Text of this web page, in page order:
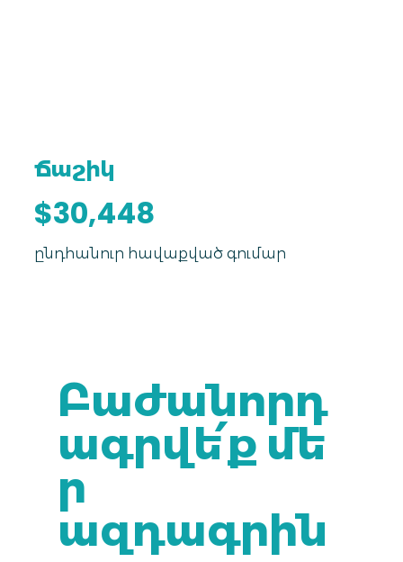
ընդհանուր հավաքված գումար
Ճաշիկ
$30,448
Բաժանորդ
ագրվե՛ք մե
ր
ազդագրին